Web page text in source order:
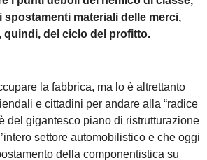
spostamenti materiali delle merci,
quindi, del ciclo del profitto.
la fabbrica, ma lo è altrettanto
e cittadini per andare alla “radice
del gigantesco piano di ristrutturazione
settore automobilistico e che oggi
della componentistica su